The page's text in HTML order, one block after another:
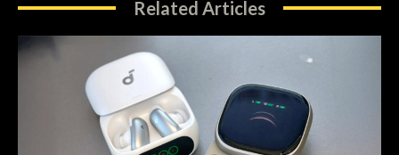
Related Articles